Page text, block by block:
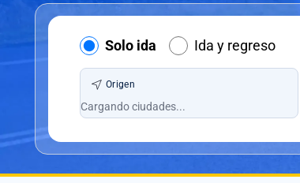
Solo ida Ida y regreso
Origen